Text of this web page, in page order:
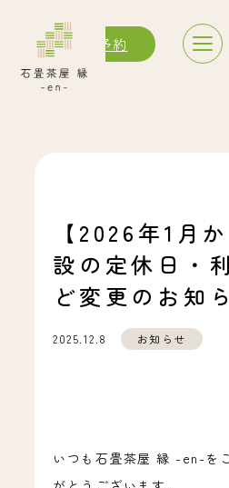
サウナ予約
【2026年1月
設の定休日・
ど変更のお知
2025.12.8 お知らせ
いつも石畳茶屋 縁 -en-を